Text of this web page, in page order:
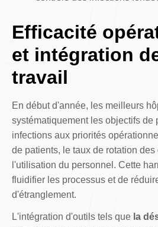
Efficacité
et intégration
travail
En début d'année, les meilleurs
systématiquement les objectifs de
infections aux priorités
de patients, le taux de rotation des
l'utilisation du personnel. Cette
fluidifier les processus et de
d'étranglement.
L'intégration d'outils tels que la